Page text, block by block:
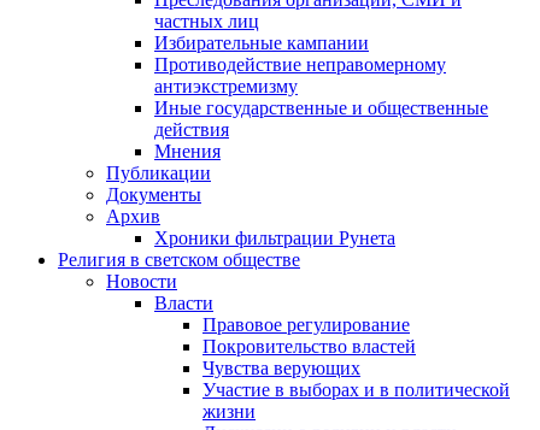
частных лиц
Избирательные кампании
Противодействие неправомерному
антиэкстремизму
Иные государственные и общественные
действия
Мнения
Публикации
Документы
Архив
Хроники фильтрации Рунета
Религия в светском обществе
Новости
Власти
Правовое регулирование
Покровительство властей
Чувства верующих
Участие в выборах и в политической
жизни